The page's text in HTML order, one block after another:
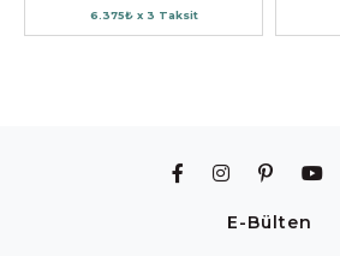
6.375₺ x 3 Taksit
E-Bülten